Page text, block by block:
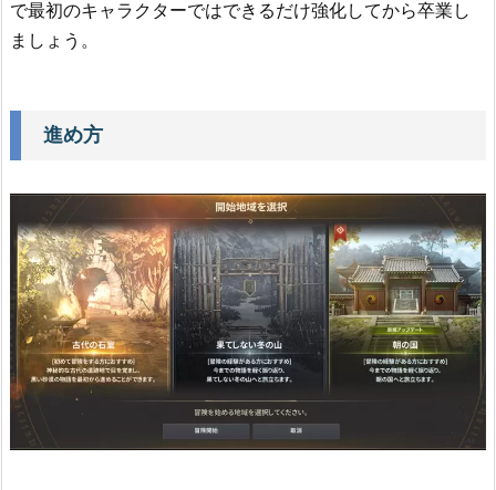
で最初のキャラクターではできるだけ強化してから卒業し
ましょう。
進め方